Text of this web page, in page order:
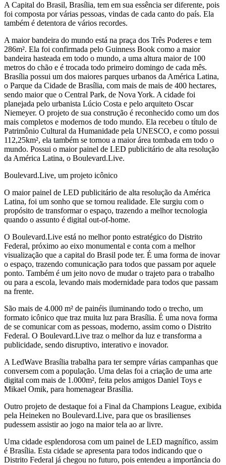
A Capital do Brasil, Brasília, tem em sua essência ser diferente, pois
foi composta por várias pessoas, vindas de cada canto do país. Ela
também é detentora de vários recordes.
A maior bandeira do mundo está na praça dos Três Poderes e tem
286m². Ela foi confirmada pelo Guinness Book como a maior
bandeira hasteada em todo o mundo, a uma altura maior de 100
metros do chão e é trocada todo primeiro domingo de cada mês.
Brasília possui um dos maiores parques urbanos da América Latina,
o Parque da Cidade de Brasília, com mais de mais de 400 hectares,
sendo maior que o Central Park, de Nova York. A cidade foi
planejada pelo urbanista Lúcio Costa e pelo arquiteto Oscar
Niemeyer. O projeto de sua construção é reconhecido como um dos
mais completos e modernos de todo mundo. Ela recebeu o título de
Patrimônio Cultural da Humanidade pela UNESCO, e como possui
112,25km², ela também se tornou a maior área tombada em todo o
mundo. Possui o maior painel de LED publicitário de alta resolução
da América Latina, o Boulevard.Live.
Boulevard.Live, um projeto icônico
O maior painel de LED publicitário de alta resolução da América
Latina, foi um sonho que se tornou realidade. Ele surgiu com o
propósito de transformar o espaço, trazendo a melhor tecnologia
quando o assunto é digital out-of-home.
O Boulevard.Live está no melhor ponto estratégico do Distrito
Federal, próximo ao eixo monumental e conta com a melhor
visualização que a capital do Brasil pode ter. É uma forma de inovar
o espaço, trazendo comunicação para todos que passam por aquele
ponto. Também é um jeito novo de mudar o trajeto para o trabalho
ou para a escola, levando mais modernidade para todos que passam
na frente.
São mais de 4.000 m² de painéis iluminando todo o trecho, um
formato icônico que traz muita luz para Brasília. É uma nova forma
de se comunicar com as pessoas, moderno, assim como o Distrito
Federal. O Boulevard.Live traz o melhor da luz e transforma a
publicidade, sendo disruptivo, interativo e inovador.
A LedWave Brasília trabalha para ter sempre várias campanhas que
conversem com a população. Uma delas foi a criação de uma arte
digital com mais de 1.000m², feita pelos amigos Daniel Toys e
Mikael Omik, para homenagear Brasília.
Outro projeto de destaque foi a Final da Champions League, exibida
pela Heineken no Boulevard.Live, para que os brasilienses
pudessem assistir ao jogo na maior tela ao ar livre.
Uma cidade esplendorosa com um painel de LED magnífico, assim
é Brasília. Esta cidade se apresenta para todos indicando que o
Distrito Federal já chegou no futuro, pois entendeu a importância do